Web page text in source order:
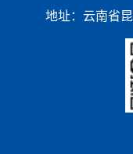
地址：云南省